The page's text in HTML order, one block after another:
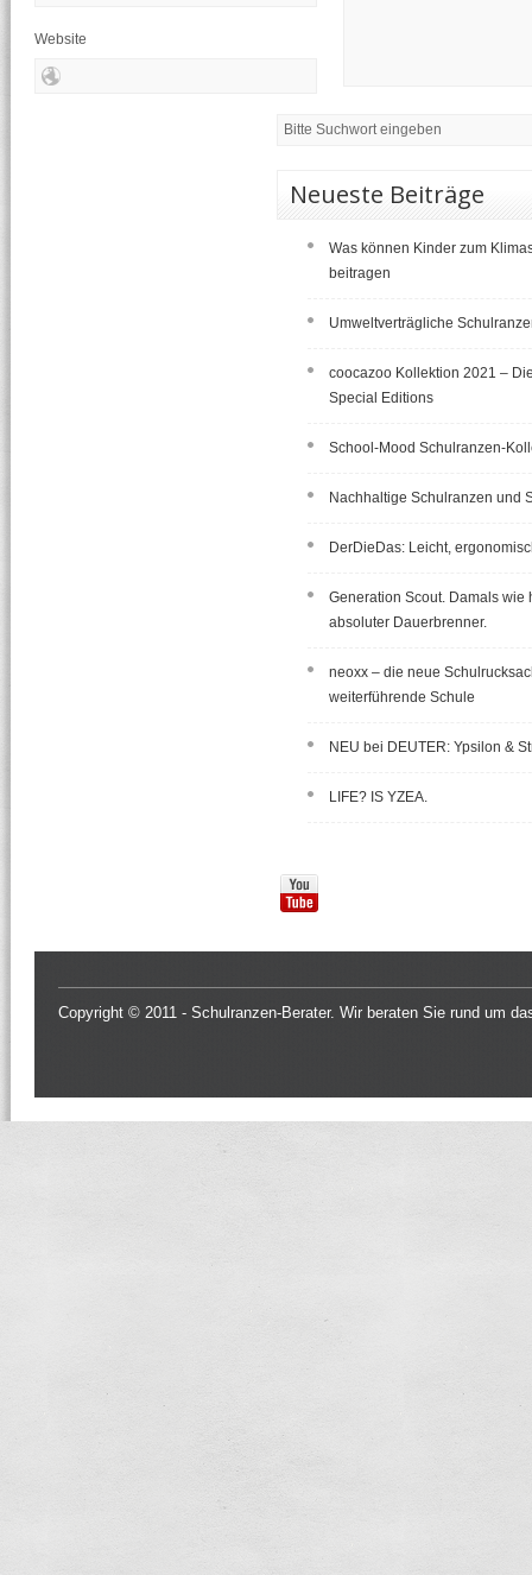
Website
Neueste Beiträge
Was können Kinder zum
beitragen
Umweltverträgliche
coocazoo Kollektion 2021 –
Special Editions
School-Mood Schulranzen-
Nachhaltige Schulranzen und
DerDieDas: Leicht,
Generation Scout. Damals wie
absoluter Dauerbrenner.
neoxx – die neue
weiterführende Schule
NEU bei DEUTER: Ypsilon &
LIFE? IS YZEA.
Copyright © 2011 - Schulranzen-Berater. Wir beraten Sie rund um